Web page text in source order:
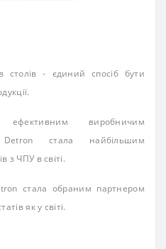
столів - єдиний спосіб бути
ефективним виробничим
стала найбільшим
з ЧПУ в світі.
стала обраним партнером
як у світі.